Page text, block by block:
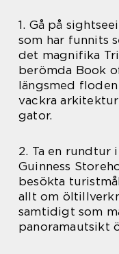
1. Gå på
som har funnits
det magnifika
berömda Book
längsmed
vackra
gator.
2. Ta en rundtur
Guinness
besökta
allt om
samtidigt som
panoramautsikt